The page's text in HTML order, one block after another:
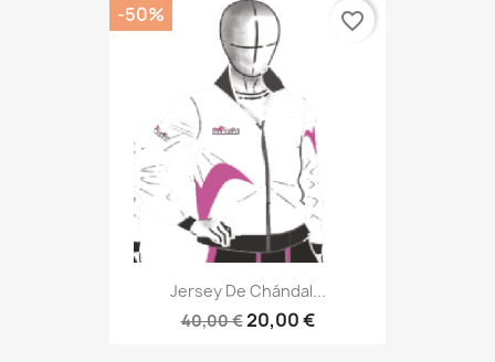
Jersey De Chándal...
40,00 €20,00 €
-50% favorite_border